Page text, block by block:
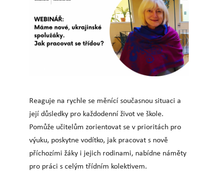
Reaguje na rychle se měnící současnou situaci a
její důsledky pro každodenní život ve škole.
Pomůže učitelům zorientovat se v prioritách pro
výuku, poskytne vodítko, jak pracovat s nově
příchozími žáky i jejich rodinami, nabídne náměty
pro práci s celým třídním kolektivem.